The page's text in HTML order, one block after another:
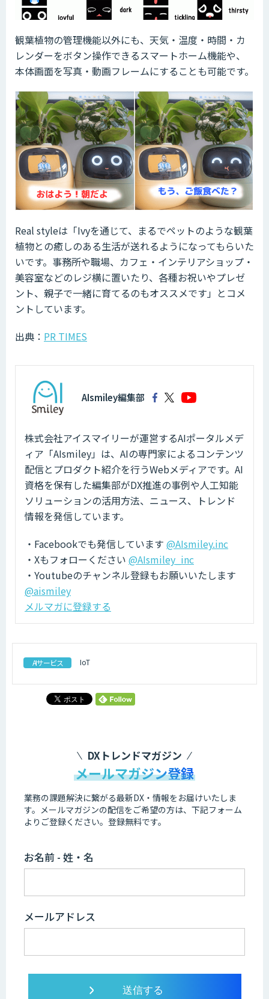
観葉植物の管理機能以外にも、天気・温度・時間・カ
レンダーをボタン操作できるスマートホーム機能や、
本体画面を写真・動画フレームにすることも可能です。
Real styleは「Ivyを通じて、まるでペットのような観葉
植物との癒しのある生活が送れるようになってもらいた
いです。事務所や職場、カフェ・インテリアショップ・
美容室などのレジ横に置いたり、各種お祝いやプレゼ
ント、親子で一緒に育てるのもオススメです」とコメ
ントしています。
出典： PR TIMES
AIsmiley編集部
株式会社アイスマイリーが運営するAIポータルメデ
ィア「AIsmiley」は、AIの専門家によるコンテンツ
配信とプロダクト紹介を行うWebメディアです。AI
資格を保有した編集部がDX推進の事例や人工知能
ソリューションの活用方法、ニュース、トレンド
情報を発信しています。
・Facebookでも発信しています @AIsmiley.inc
・Xもフォローください @AIsmiley_inc
・Youtubeのチャンネル登録もお願いいたします
@aismiley
メルマガに登録する
AIサービス IoT
DXトレンドマガジン
メールマガジン登録
業務の課題解決に繋がる最新DX・情報をお届けいたしま
す。 メールマガジンの配信をご希望の方は、下記フォーム
よりご登録ください。登録無料です。
お名前 - 姓・名
メールアドレス